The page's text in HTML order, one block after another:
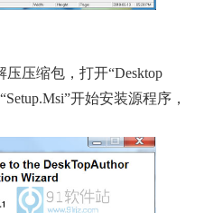
压缩包，打开“desktop
开始安装源程序，